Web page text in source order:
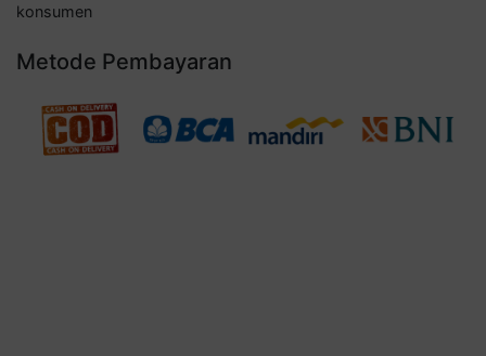
konsumen
Metode Pembayaran